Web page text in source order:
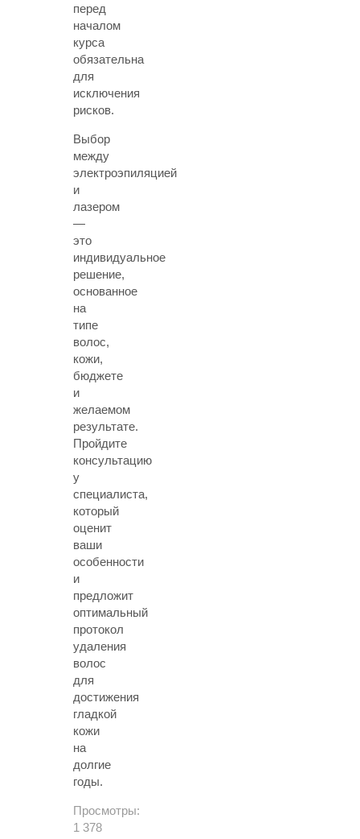
перед
началом
курса
обязательна
для
исключения
рисков.
Выбор
между
электроэпиляцией
и
лазером
—
это
индивидуальное
решение,
основанное
на
типе
волос,
кожи,
бюджете
и
желаемом
результате.
Пройдите
консультацию
у
специалиста,
который
оценит
ваши
особенности
и
предложит
оптимальный
протокол
удаления
волос
для
достижения
гладкой
кожи
на
долгие
годы.
Просмотры:
1 378